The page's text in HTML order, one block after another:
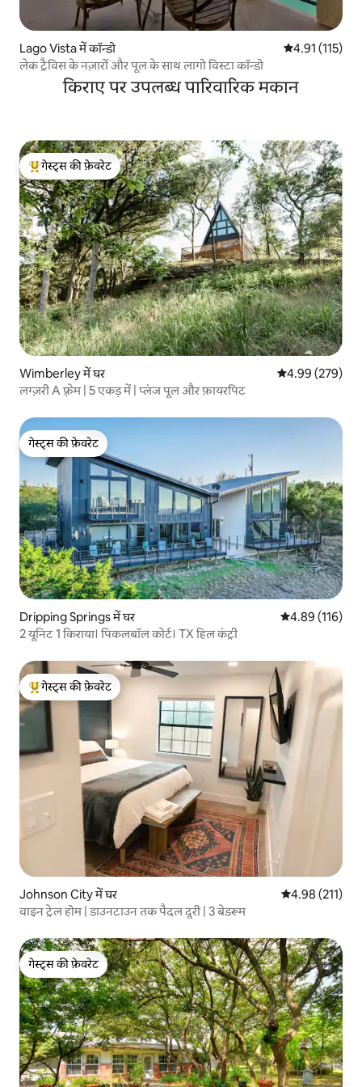
Lago Vista में कॉन्डो औसत रेटिंग 5 में से
4.91 (115)
लेक ट्रैविस के नज़ारों और पूल के साथ लागो विस्टा कॉन्डो
किराए पर उपलब्ध पारिवारिक मकान
गेस्ट्स का टॉप फ़ेवरेट
गेस्ट्स की फ़ेवरेट
Wimberley में घर औसत रेटिंग 5 में से
4.99 (279)
लग्ज़री A फ़्रेम | 5 एकड़ में | प्लंज पूल और फ़ायरपिट
गेस्ट्स की फ़ेवरेट
गेस्ट्स की फ़ेवरेट
Dripping Springs में घर औसत रेटिंग 5 में से
4.89 (116)
2 यूनिट 1 किराया। पिकलबॉल कोर्ट। TX हिल कंट्री
गेस्ट्स का टॉप फ़ेवरेट
गेस्ट्स की फ़ेवरेट
Johnson City में घर औसत रेटिंग 5 में से
4.98 (211)
वाइन ट्रेल होम | डाउनटाउन तक पैदल दूरी | 3 बेडरूम
गेस्ट्स की फ़ेवरेट
गेस्ट्स की फ़ेवरेट